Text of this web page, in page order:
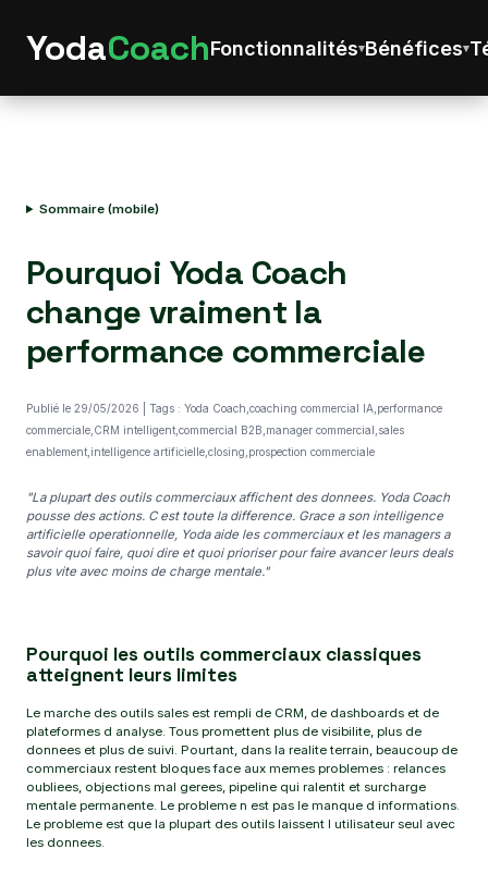
YodaCoachFonctionnalités Bénéfices
Sommaire (mobile)
Pourquoi Yoda Coach
change vraiment la
performance commerciale
Publié le 29/05/2026 | Tags : Yoda Coach,coaching commercial IA,performance
commerciale,CRM intelligent,commercial B2B,manager commercial,sales
enablement,intelligence artificielle,closing,prospection commerciale
"La plupart des outils commerciaux affichent des donnees. Yoda Coach
pousse des actions. C est toute la difference. Grace a son intelligence
artificielle operationnelle, Yoda aide les commerciaux et les managers a
savoir quoi faire, quoi dire et quoi prioriser pour faire avancer leurs deals
plus vite avec moins de charge mentale."
Pourquoi les outils commerciaux classiques
atteignent leurs limites
Le marche des outils sales est rempli de CRM, de dashboards et de
plateformes d analyse. Tous promettent plus de visibilite, plus de
donnees et plus de suivi. Pourtant, dans la realite terrain, beaucoup de
commerciaux restent bloques face aux memes problemes : relances
oubliees, objections mal gerees, pipeline qui ralentit et surcharge
mentale permanente. Le probleme n est pas le manque d informations.
Le probleme est que la plupart des outils laissent l utilisateur seul avec
les donnees.